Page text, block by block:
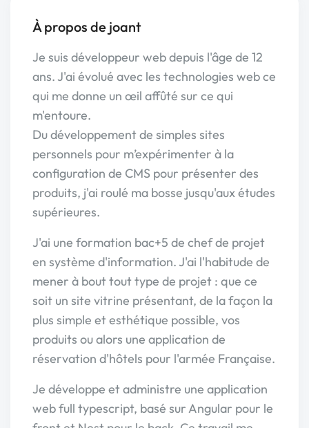
À propos de joant
Je suis développeur web depuis l'âge de 12
ans. J'ai évolué avec les technologies web ce
qui me donne un œil affûté sur ce qui
m'entoure.
Du développement de simples sites
personnels pour m’expérimenter à la
configuration de CMS pour présenter des
produits, j'ai roulé ma bosse jusqu'aux études
supérieures.
J'ai une formation bac+5 de chef de projet
en système d'information. J'ai l'habitude de
mener à bout tout type de projet : que ce
soit un site vitrine présentant, de la façon la
plus simple et esthétique possible, vos
produits ou alors une application de
réservation d'hôtels pour l'armée Française.
Je développe et administre une application
web full typescript, basé sur Angular pour le